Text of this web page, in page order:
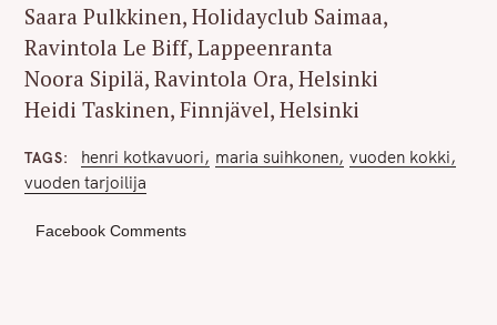
Saara Pulkkinen, Holidayclub Saimaa,
Ravintola Le Biff, Lappeenranta
Noora Sipilä, Ravintola Ora, Helsinki
Heidi Taskinen, Finnjävel, Helsinki
TAGS henri kotkavuori maria suihkonen vuoden kokki
vuoden tarjoilija
Facebook Comments